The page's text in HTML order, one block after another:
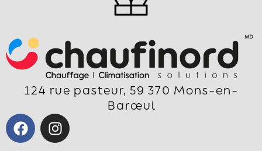
124 rue pasteur, 59 370 Mons-en-
Barœul